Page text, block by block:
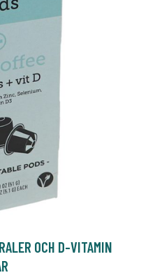
OCH D-VITAMIN